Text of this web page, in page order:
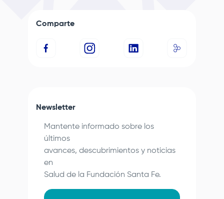
Comparte
Newsletter
Mantente informado sobre los
últimos
avances, descubrimientos y noticias
en
Salud de la Fundación Santa Fe.